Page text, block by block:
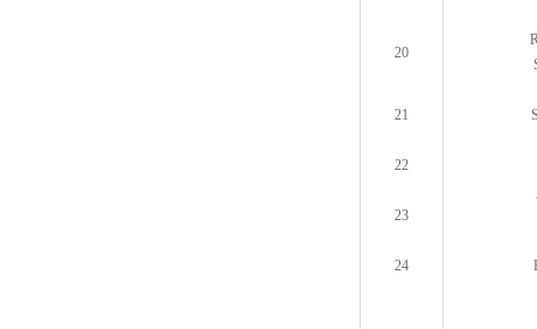
20
21
22
23
24